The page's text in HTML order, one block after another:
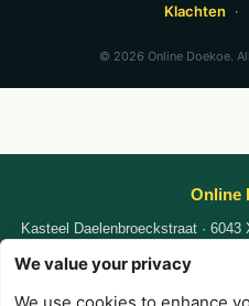
We value your privacy
Klachten ·
© 2026 Online Doekoe.
Online
Kasteel Daelenbroeckstraat · 6043
KvK87102935|
WhatsApp +31 6